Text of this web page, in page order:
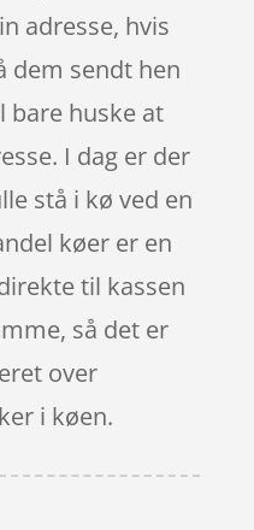
adresse, hvis
dem sendt hen
bare huske at
I dag er der
stå i kø ved en
køer er en
til kassen
så det er
over
i køen.